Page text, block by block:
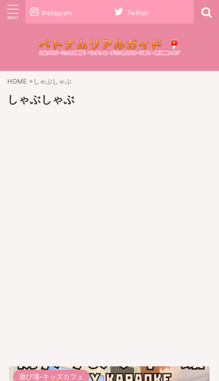
Instagram Twitter
HOME >しゃぶしゃぶ
しゃぶしゃぶ
遊び場-キッズカフェ